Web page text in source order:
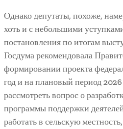
Однако депутаты, похоже,
хоть и с небольшими
постановления по итогам
Госдума рекомендовала
формировании проекта
год и на плановый период
рассмотреть вопрос о
программы поддержки
работать в сельскую